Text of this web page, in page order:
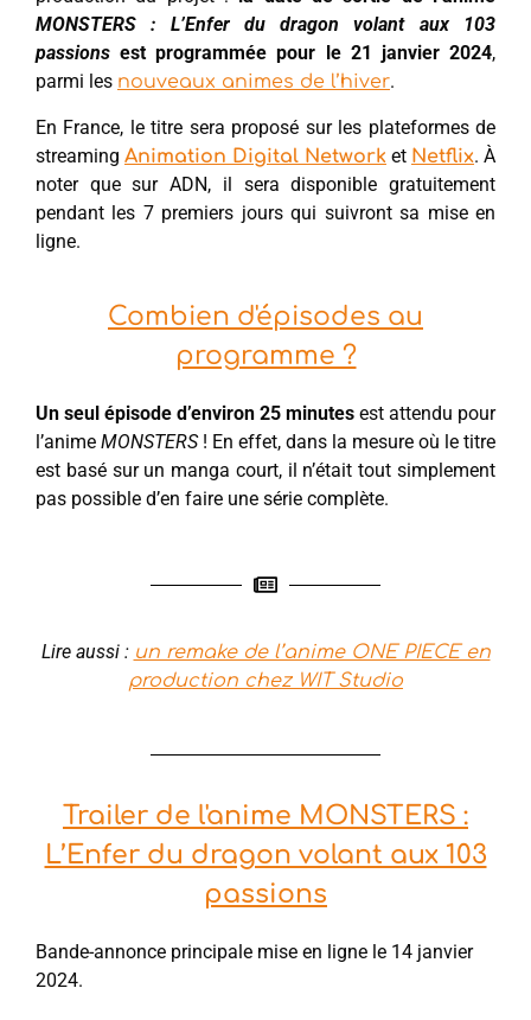
MONSTERS : L’Enfer du dragon volant aux 103
passions est programmée pour le 21 janvier 2024,
parmi les nouveaux animes de l’hiver.
En France, le titre sera proposé sur les plateformes de
streaming Animation Digital Network et Netflix. À
noter que sur ADN, il sera disponible gratuitement
pendant les 7 premiers jours qui suivront sa mise en
ligne.
Combien d'épisodes au
programme ?
Un seul épisode d’environ 25 minutes est attendu pour
l’anime MONSTERS! En effet, dans la mesure où le titre
est basé sur un manga court, il n’était tout simplement
pas possible d’en faire une série complète.
Lire aussi : un remake de l’anime ONE PIECE en
production chez WIT Studio
Trailer de l'anime MONSTERS :
L’Enfer du dragon volant aux 103
passions
Bande-annonce principale mise en ligne le 14 janvier
2024.